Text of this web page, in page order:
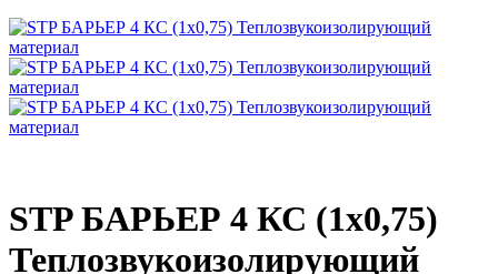
STP БАРЬЕР 4 КС (1х0,75)
Теплозвукоизолирующий